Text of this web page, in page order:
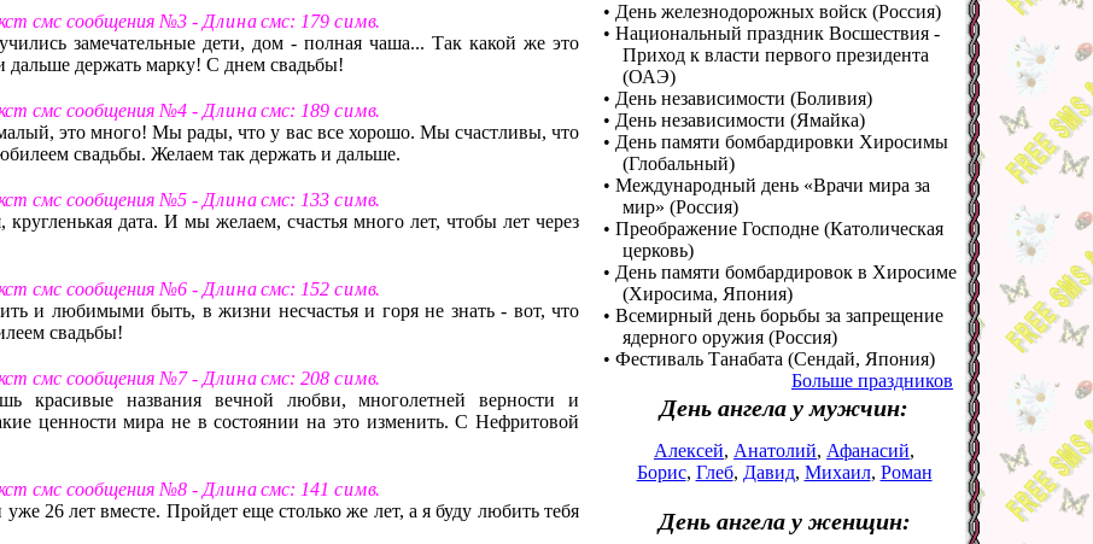
смс сообщения №3 - Д л и н асмс: 179 с и м в.
замечательные дети, дом - полная чаша... Так какой же это
держать марку! С днем свадьбы!
смс сообщения №4 - Д л и н асмс: 189 с и м в.
это много! Мы рады, что у вас все хорошо. Мы счастливы, что
свадьбы. Желаем так держать и дальше.
смс сообщения №5 - Д л и н асмс: 133 с и м в.
дата. И мы желаем, счастья много лет, чтобы лет через
смс сообщения №6 - Д л и н асмс: 152 с и м в.
и любимыми быть, в жизни несчастья и горя не знать - вот, что
свадьбы!
смс сообщения №7 - Д л и н асмс: 208 с и м в.
красивые названия вечной любви, многолетней верности и
ценности мира не в состоянии на это изменить. С Нефритовой
смс сообщения №8 - Д л и н асмс: 141 с и м в.
26 лет вместе. Пройдет еще столько же лет, а я буду любить тебя
• День железнодорожных войск (Россия)
• Национальный праздник Восшествия -
Приход к власти первого президента
(ОАЭ)
• День независимости (Боливия)
• День независимости (Ямайка)
• День памяти бомбардировки Хиросимы
(Глобальный)
• Международный день «Врачи мира за
мир» (Россия)
• Преображение Господне (Католическая
церковь)
• День памяти бомбардировок в Хиросиме
(Хиросима, Япония)
• Всемирный день борьбы за запрещение
ядерного оружия (Россия)
• Фестиваль Танабата (Сендай, Япония)
Больше праздников
День ангела у мужчин:
Алексей, Анатолий, Афанасий,
Борис, Глеб, Давид, Михаил, Роман
День ангела у женщин: